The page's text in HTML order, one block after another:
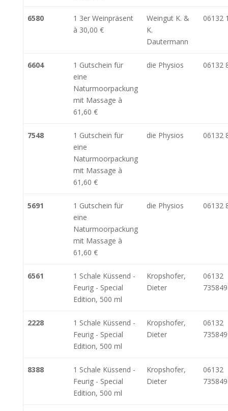
6580
1 3er Weinpräsent
à 30,00 €
Weingut K. &
K.
Dautermann
06132
6604
1 Gutschein für
eine
Naturmoorpackung
mit Massage à
61,60 €
die Physios 06132
7548
1 Gutschein für
eine
Naturmoorpackung
mit Massage à
61,60 €
die Physios 06132
5691
1 Gutschein für
eine
Naturmoorpackung
mit Massage à
61,60 €
die Physios 06132
6561
1 Schale Küssend -
Feurig - Special
Edition, 500 ml
Kropshofer,
Dieter
06132
2228
1 Schale Küssend -
Feurig - Special
Edition, 500 ml
Kropshofer,
Dieter
06132
8388
1 Schale Küssend -
Feurig - Special
Edition, 500 ml
Kropshofer,
Dieter
06132